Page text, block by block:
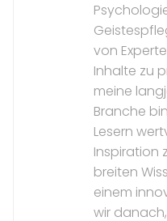
von
Inhalte zu
meine
Branche
Lesern
Inspiration
breiten
einem
wir